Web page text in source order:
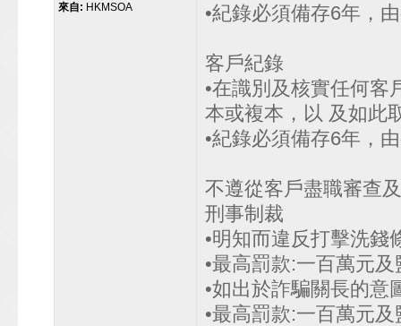
來自: HKMSOA
•紀錄必須備存6年，
客戶紀錄
•在識別及核實任何客
本或複本，以 及如此
•紀錄必須備存6年，
不遵從客戶盡職審查
刑事制裁
•明知而違反打擊洗錢
•最高罰款:一百萬元
•如出於詐騙關長的意
•最高罰款:一百萬元